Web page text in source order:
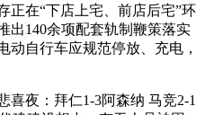
正在“下店上宅、前店后宅”环
出140余项配套轨制鞭策落实
动自行车应规范停放、充电，
夜：拜仁1-3阿森纳 马竞2-1